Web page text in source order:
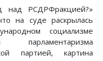
над РСДРФракцией?»
на суде раскрылась
социализме
парламентаризма
партией, картина